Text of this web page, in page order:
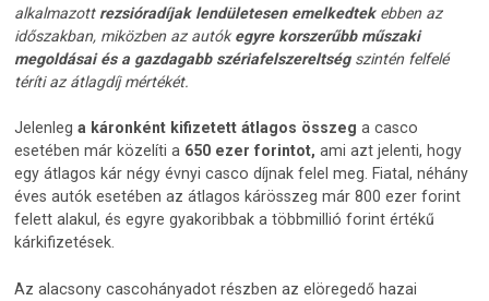
alkalmazott rezsióradíjak lendületesen emelkedtekebben az
időszakban, miközben az autókegyre korszerűbb műszaki
megoldásai és a gazdagabb szériafelszereltségszintén felfelé
téríti az átlagdíj mértékét.
Jelenlega káronként kifizetett átlagos összeg a casco
esetében már közelíti a 650 ezer forintot, ami azt jelenti, hogy
egy átlagos kár négy évnyi casco díjnak felel meg. Fiatal, néhány
éves autók esetében az átlagos kárösszeg már 800 ezer forint
felett alakul, és egyre gyakoribbak a többmillió forint értékű
kárkifizetések.
Az alacsony cascohányadot részben az elöregedő hazai